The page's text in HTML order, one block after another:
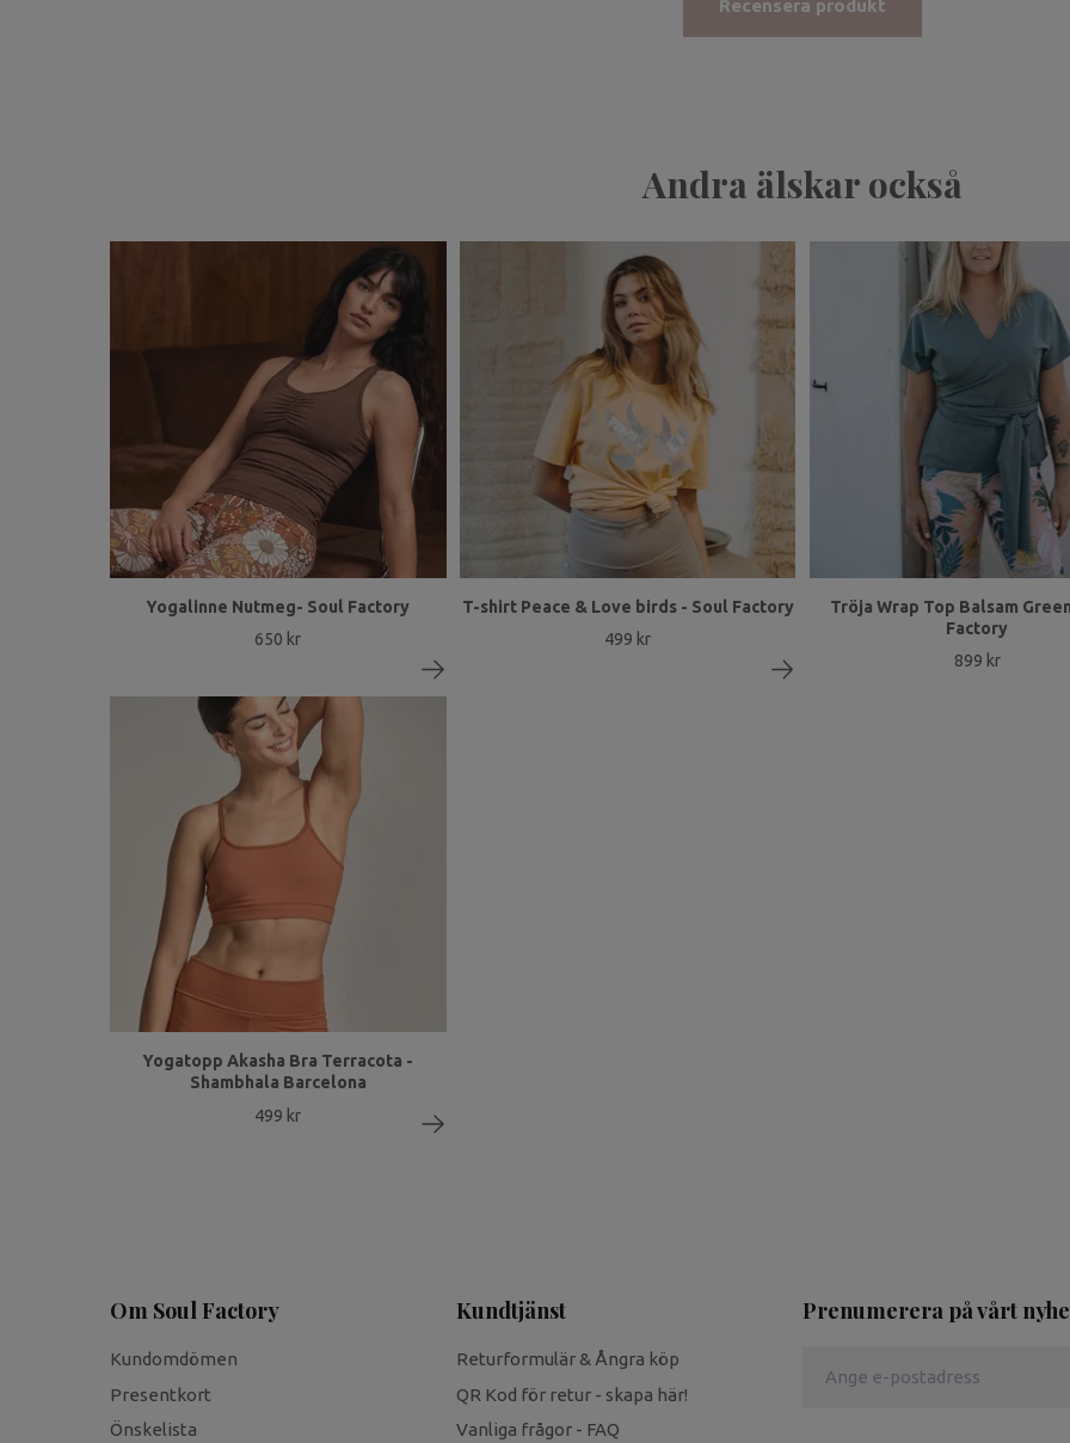
Recensera produkt
Andra älskar också
Yogalinne Nutmeg- Soul Factory
650 kr
T-shirt Peace & Love birds - Soul Factory
499 kr
Tröja Wrap Top Balsam
Factory
899 kr
Yogatopp Akasha Bra Terracota -
Shambhala Barcelona
499 kr
Om Soul Factory
Kundomdömen
Presentkort
Önskelista
Kundtjänst
Returformulär & Ångra köp
QR Kod för retur - skapa här!
Vanliga frågor - FAQ
Prenumerera på vårt